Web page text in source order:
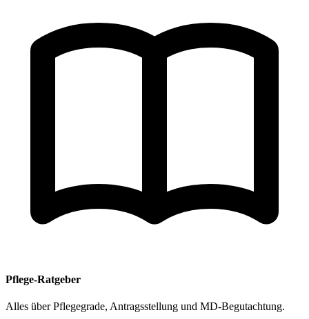
Pflege-Ratgeber
Alles über Pflegegrade, Antragsstellung und MD-Begutachtung.